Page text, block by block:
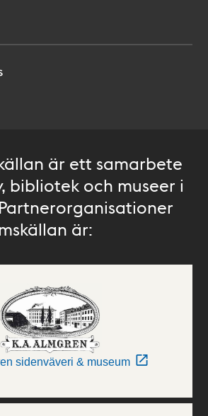
är ett samarbete
bibliotek och museer i
är:
sidenväveri & museum